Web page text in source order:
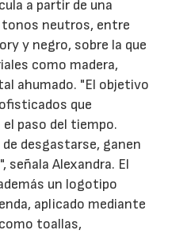
a partir de una
neutros, entre
y negro, sobre la que
como madera,
ahumado. "El objetivo
que
paso del tiempo.
desgastarse, ganen
señala Alexandra. El
un logotipo
aplicado mediante
toallas,